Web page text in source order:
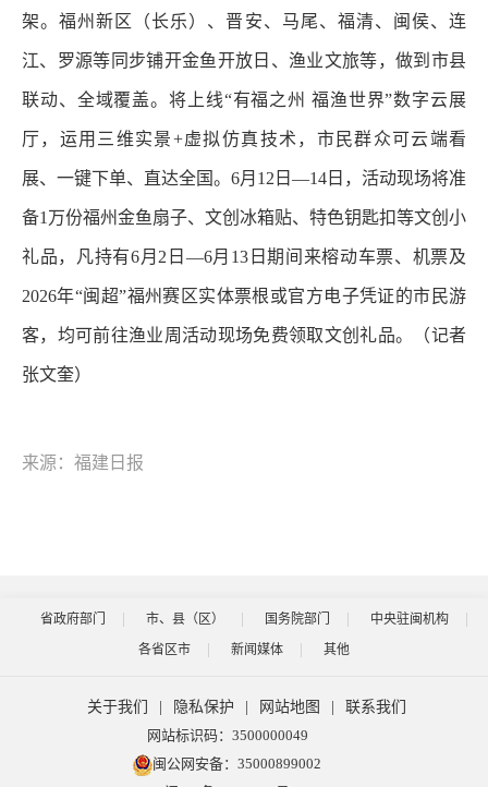
架。福州新区（长乐）、晋安、马尾、福清、闽侯、连
江、罗源等同步铺开金鱼开放日、渔业文旅等，做到市县
联动、全域覆盖。将上线“有福之州 福渔世界”数字云展
厅，运用三维实景+虚拟仿真技术，市民群众可云端看
展、一键下单、直达全国。6月12日—14日，活动现场将准
备1万份福州金鱼扇子、文创冰箱贴、特色钥匙扣等文创小
礼品，凡持有6月2日—6月13日期间来榕动车票、机票及
2026年“闽超”福州赛区实体票根或官方电子凭证的市民游
客，均可前往渔业周活动现场免费领取文创礼品。（记者
张文奎）
来源：福建日报
省政府部门 市、县（区） 国务院部门
中央驻闽机构
各省区市
新闻媒体 其他
关于我们 隐私保护 网站地图
联系我们
网站标识码：3500000049
闽公网安备：35000899002